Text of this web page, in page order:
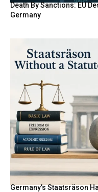
Death By Sanctions: EU
Germany
Germany’s Staatsräson